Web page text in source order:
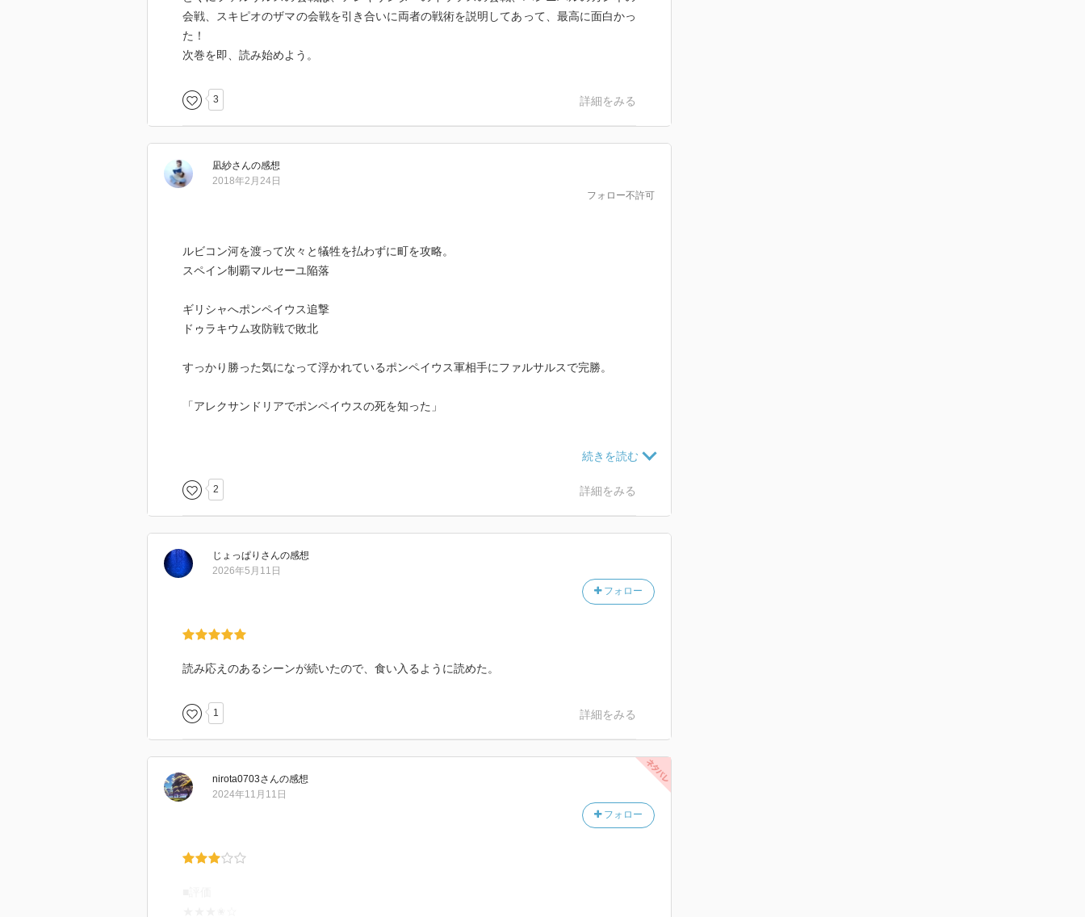
会戦、スキピオのザマの会戦を引き合いに両者の戦術を説明してあって、最高に面白かっ
た！
次巻を即、読み始めよう。
3 詳細をみる
凪紗さんの感想
フォロー不許可
2018年2月24日
ルビコン河を渡って次々と犠牲を払わずに町を攻略。
スペイン制覇マルセーユ陥落
ギリシャへポンペイウス追撃
ドゥラキウム攻防戦で敗北
すっかり勝った気になって浮かれているポンペイウス軍相手にファルサルスで完勝。
「アレクサンドリアでポンペイウスの死を知った」
>だが史的にはすこぶる簡単な戦役なのであった
この前の巻では感傷的になる部分が多かったけど、この巻は敗者を特に気の毒と思うこと
もなく、ただただ面白かったです。
2 詳細をみる
じょっぱり さんの感想
フォロー
2026年5月11日
読み応えのあるシーンが続いたので、食い入るように読めた。
1 詳細をみる
nirota0703さんの感想
フォロー
2024年11月11日